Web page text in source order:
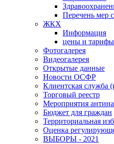
Перечень мер
ЖКХ
Информация
цены и тарифы
Фотогалерея
Видеогалерея
Открытые данные
Новости ОСФР
Клиентская служба
Торговый реестр
Мероприятия
Бюджет для граждан
Территориальная
Оценка
ВЫБОРЫ - 2021